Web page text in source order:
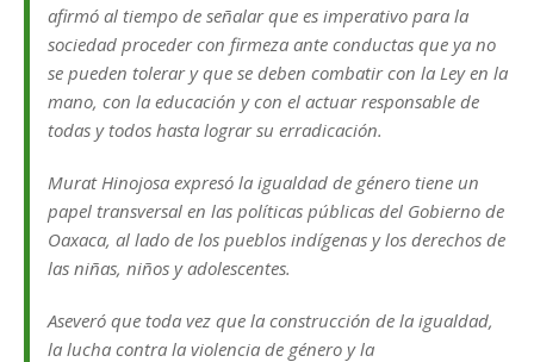
afirmó al tiempo de señalar que es imperativo para la
sociedad proceder con firmeza ante conductas que ya no
se pueden tolerar y que se deben combatir con la Ley en la
mano, con la educación y con el actuar responsable de
todas y todos hasta lograr su erradicación.
Murat Hinojosa expresó la igualdad de género tiene un
papel transversal en las políticas públicas del Gobierno de
Oaxaca, al lado de los pueblos indígenas y los derechos de
las niñas, niños y adolescentes.
Aseveró que toda vez que la construcción de la igualdad,
la lucha contra la violencia de género y la